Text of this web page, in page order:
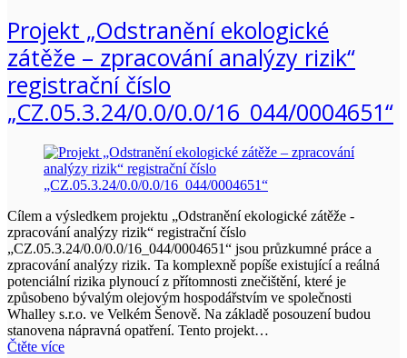
Projekt „Odstranění ekologické
zátěže – zpracování analýzy rizik“
registrační číslo
„CZ.05.3.24/0.0/0.0/16_044/0004651“
Cílem a výsledkem projektu „Odstranění ekologické zátěže -
zpracování analýzy rizik“ registrační číslo
„CZ.05.3.24/0.0/0.0/16_044/0004651“ jsou průzkumné práce a
zpracování analýzy rizik. Ta komplexně popíše existující a reálná
potenciální rizika plynoucí z přítomnosti znečištění, které je
způsobeno bývalým olejovým hospodářstvím ve společnosti
Whalley s.r.o. ve Velkém Šenově. Na základě posouzení budou
stanovena nápravná opatření. Tento projekt…
Čtěte více